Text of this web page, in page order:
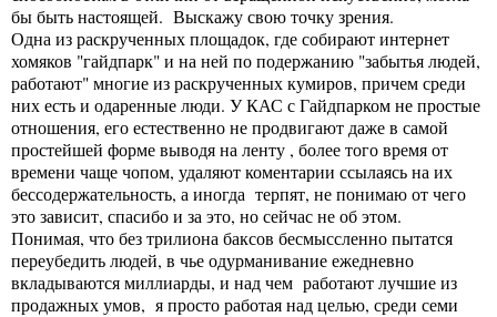
бы быть настоящей. Выскажу свою точку зрения.
Одна из раскрученных площадок, где собирают интернет
хомяков "гайдпарк" и на ней по подержанию "забытья людей,
работают" многие из раскрученных кумиров, причем среди
них есть и одаренные люди. У КАС с Гайдпарком не простые
отношения, его естественно не продвигают даже в самой
простейшей форме выводя на ленту , более того время от
времени чаще чопом, удаляют коментарии ссылаясь на их
бессодержательность, а иногда терпят, не понимаю от чего
это зависит, спасибо и за это, но сейчас не об этом.
Понимая, что без трилиона баксов бесмыссленно пытатся
переубедить людей, в чье одурманивание ежедневно
вкладываются миллиарды, и над чем работают лучшие из
продажных умов, я просто работая над целью, среди семи